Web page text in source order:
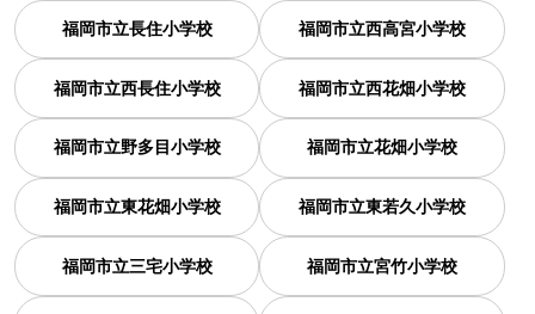
福岡市立長住小学校 福岡市立西高宮小学校
福岡市立西長住小学校 福岡市立西花畑小学校
福岡市立野多目小学校 福岡市立花畑小学校
福岡市立東花畑小学校 福岡市立東若久小学校
福岡市立三宅小学校 福岡市立宮竹小学校